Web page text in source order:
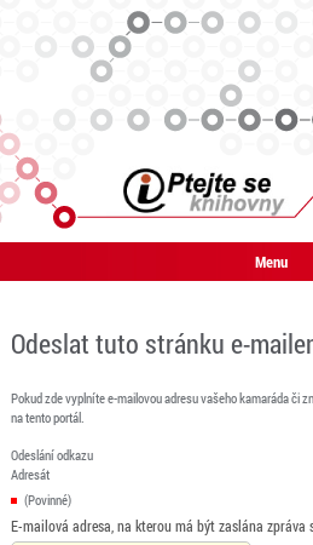
Menu
Odeslat tuto stránku e-
Pokud zde vyplníte e-mailovou adresu vašeho kamaráda či
na tento portál.
Odeslání odkazu
Adresát
(Povinné)
E-mailová adresa, na kterou má být zaslána zpráva